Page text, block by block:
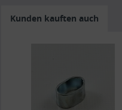
Kunden kauften auch